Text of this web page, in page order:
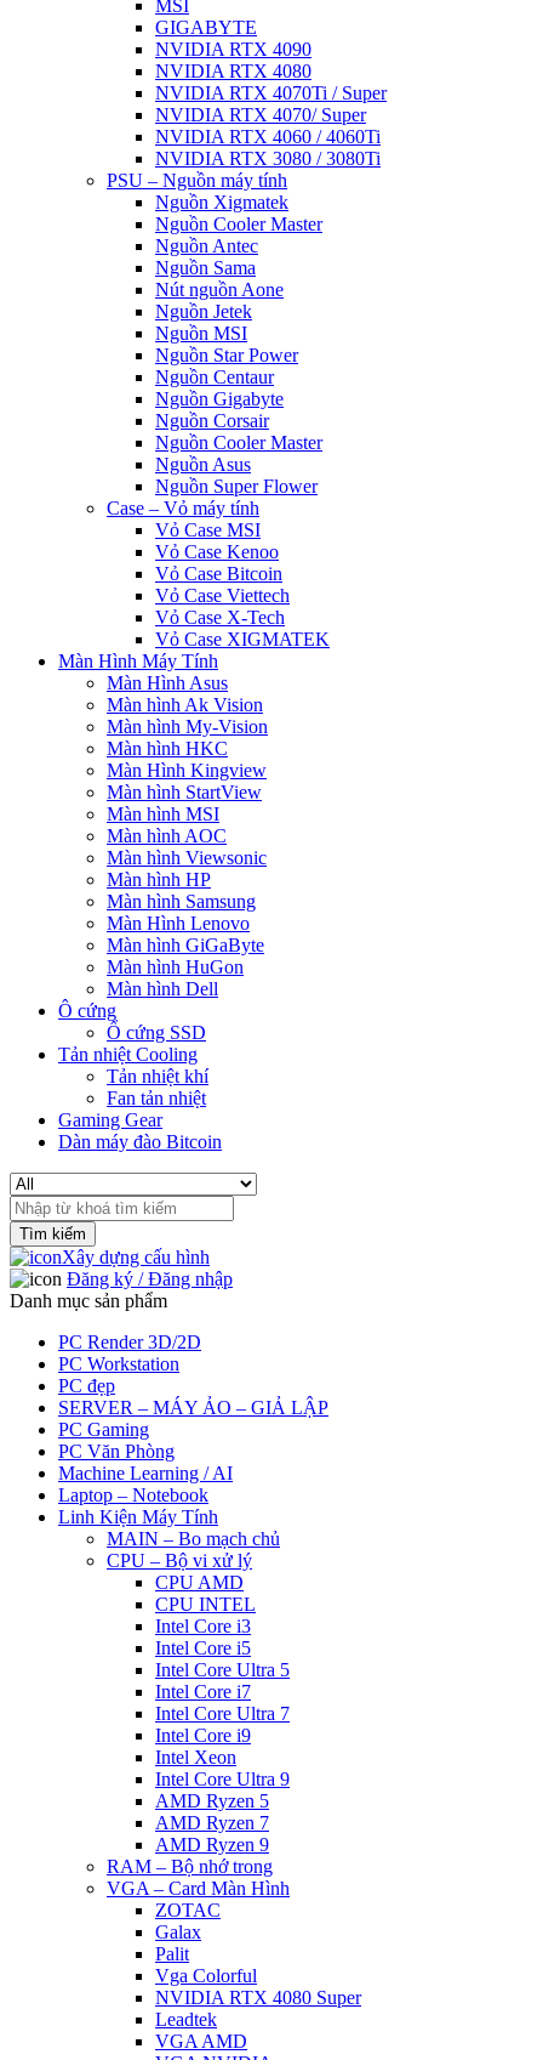
MSI
GIGABYTE
NVIDIA RTX 4090
NVIDIA RTX 4080
NVIDIA RTX 4070Ti / Super
NVIDIA RTX 4070/ Super
NVIDIA RTX 4060 / 4060Ti
NVIDIA RTX 3080 / 3080Ti
PSU – Nguồn máy tính
Nguồn Xigmatek
Nguồn Cooler Master
Nguồn Antec
Nguồn Sama
Nút nguồn Aone
Nguồn Jetek
Nguồn MSI
Nguồn Star Power
Nguồn Centaur
Nguồn Gigabyte
Nguồn Corsair
Nguồn Cooler Master
Nguồn Asus
Nguồn Super Flower
Case – Vỏ máy tính
Vỏ Case MSI
Vỏ Case Kenoo
Vỏ Case Bitcoin
Vỏ Case Viettech
Vỏ Case X-Tech
Vỏ Case XIGMATEK
Màn Hình Máy Tính
Màn Hình Asus
Màn hình Ak Vision
Màn hình My-Vision
Màn hình HKC
Màn Hình Kingview
Màn hình StartView
Màn hình MSI
Màn hình AOC
Màn hình Viewsonic
Màn hình HP
Màn hình Samsung
Màn Hình Lenovo
Màn hình GiGaByte
Màn hình HuGon
Màn hình Dell
Ô cứng
Ổ cứng SSD
Tản nhiệt Cooling
Tản nhiệt khí
Fan tản nhiệt
Gaming Gear
Dàn máy đào Bitcoin
Search
for:
Xây dựng cấu hình
Đăng ký / Đăng nhập
Danh mục sản phẩm
PC Render 3D/2D
PC Workstation
PC đẹp
SERVER – MÁY ẢO – GIẢ LẬP
PC Gaming
PC Văn Phòng
Machine Learning / AI
Laptop – Notebook
Linh Kiện Máy Tính
MAIN – Bo mạch chủ
CPU – Bộ vi xử lý
CPU AMD
CPU INTEL
Intel Core i3
Intel Core i5
Intel Core Ultra 5
Intel Core i7
Intel Core Ultra 7
Intel Core i9
Intel Xeon
Intel Core Ultra 9
AMD Ryzen 5
AMD Ryzen 7
AMD Ryzen 9
RAM – Bộ nhớ trong
VGA – Card Màn Hình
ZOTAC
Galax
Palit
Vga Colorful
NVIDIA RTX 4080 Super
Leadtek
VGA AMD